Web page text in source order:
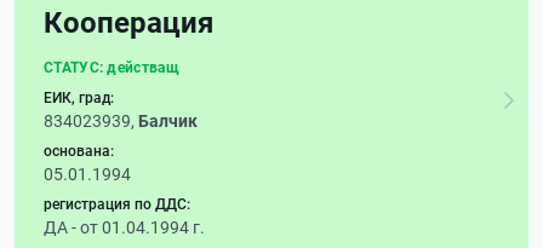
Кооперация
СТАТУС: действащ
ЕИК, град:
834023939, Балчик
основана:
05.01.1994
регистрация по ДДС:
ДА - от 01.04.1994 г.